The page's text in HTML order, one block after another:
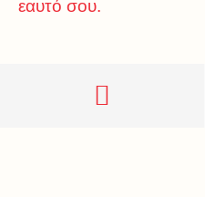
εαυτό σου.